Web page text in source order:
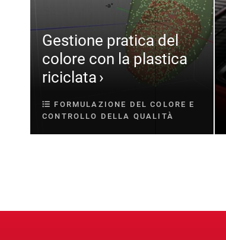
Gestione pratica del
colore con la plastica
riciclata
FORMULAZIONE DEL COLORE E
CONTROLLO DELLA QUALITÀ